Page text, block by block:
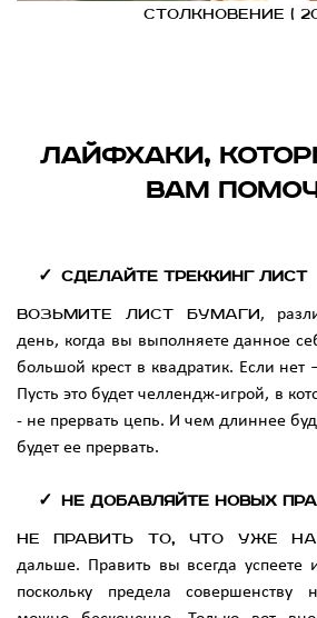
Столкновение (
Лайфхаки,
вам
Сделайте треккинг лист
Возьмите лист бумаги,
день, когда вы выполняете данное
большой крест в квадратик. Если нет
Пусть это будет челлендж-игрой, в
- не прервать цепь. И чем длиннее
будет ее прервать.
Не добавляйте новых
Не править то, что уже
дальше. Править вы всегда
поскольку предела совершенству